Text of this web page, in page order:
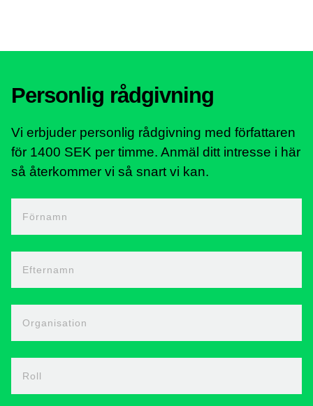
Personlig rådgivning
Vi erbjuder personlig rådgivning med författaren
för 1400 SEK per timme. Anmäl ditt intresse i här
så återkommer vi så snart vi kan.
Förnamn
Efternamn
Organisation
Roll